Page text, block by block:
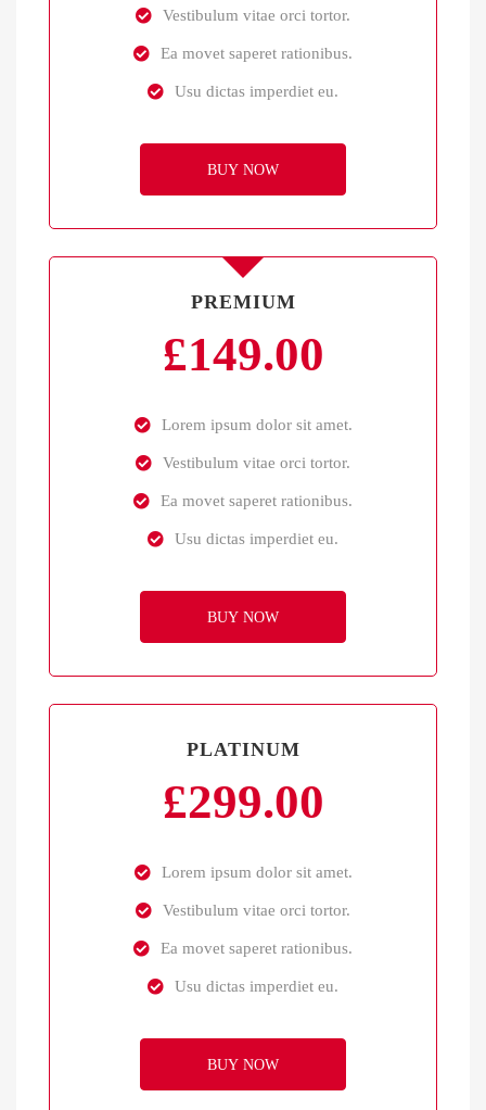
Vestibulum vitae orci tortor.
Ea movet saperet rationibus.
Usu dictas imperdiet eu.
BUY NOW
PREMIUM
£149.00
Lorem ipsum dolor sit amet.
Vestibulum vitae orci tortor.
Ea movet saperet rationibus.
Usu dictas imperdiet eu.
BUY NOW
PLATINUM
£299.00
Lorem ipsum dolor sit amet.
Vestibulum vitae orci tortor.
Ea movet saperet rationibus.
Usu dictas imperdiet eu.
BUY NOW